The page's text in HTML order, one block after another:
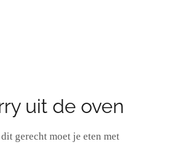
uit de oven
gerecht moet je eten met